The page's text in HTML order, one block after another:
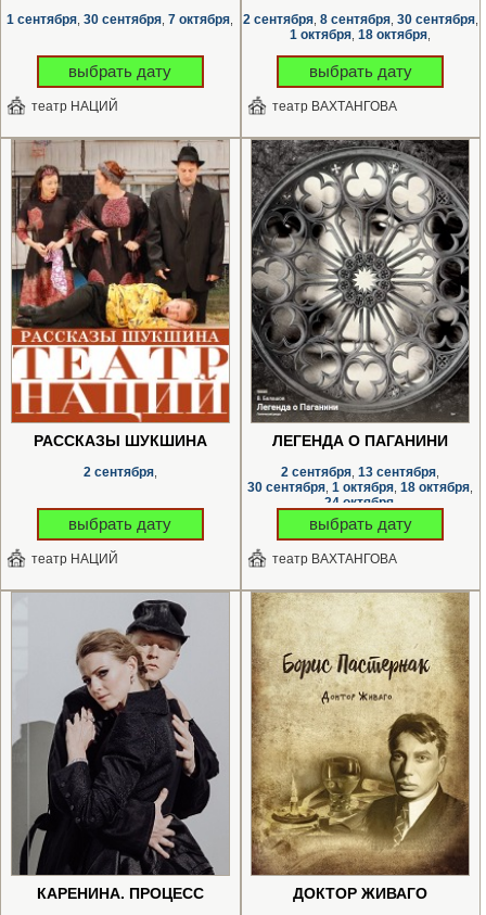
1 сентября 30 сентября 7 октября
выбрать дату
театр НАЦИЙ
2 сентября, 8 сентября, 30 сентября,
1 октября 18 октября
выбрать дату
театр ВАХТАНГОВА
РАССКАЗЫ ШУКШИНА
2 сентября,
выбрать дату
театр НАЦИЙ
ЛЕГЕНДА О ПАГАНИНИ
2 сентября 13 сентября
30 сентября 1 октября 18 октября
24 октября,
выбрать дату
театр ВАХТАНГОВА
КАРЕНИНА. ПРОЦЕСС ДОКТОР ЖИВАГО